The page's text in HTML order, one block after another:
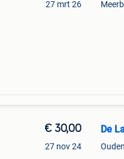
27 mrt 26
€ 30,00
27 nov 24
De